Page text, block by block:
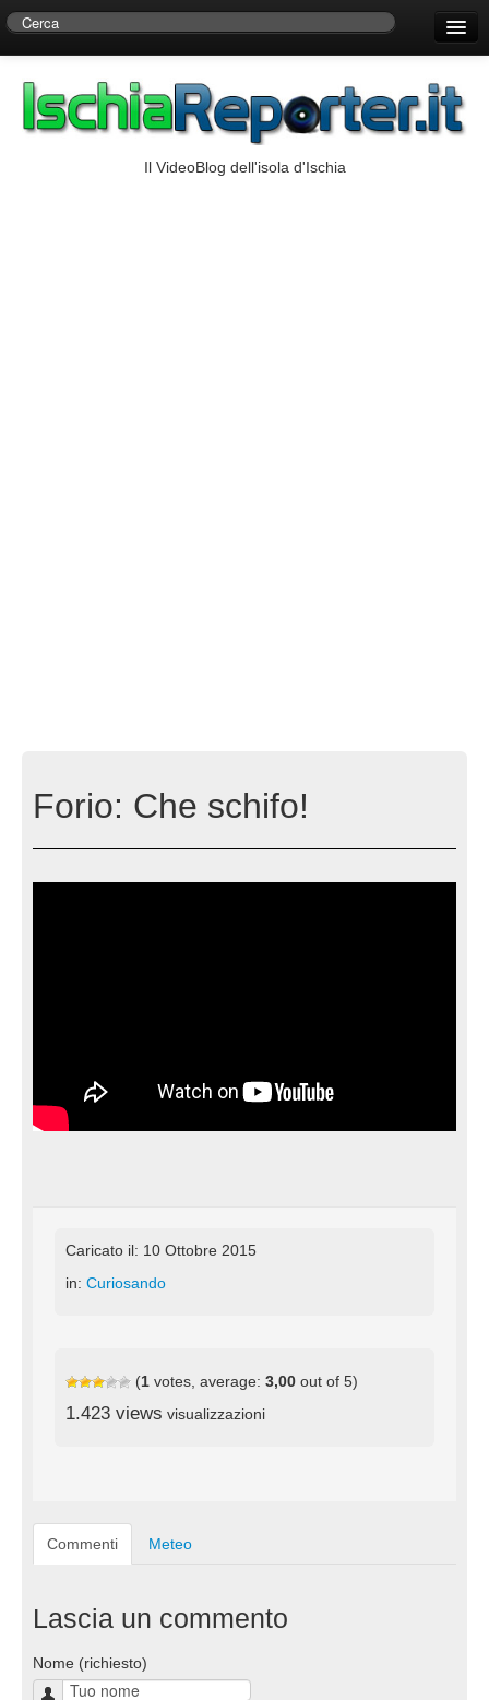
Centro di Ricerche Storiche D’Ambra
Il VideoBlog dell'isola d'Ischia
Forio: Che schifo!
Caricato il: 10 Ottobre 2015
in: Curiosando
(1 votes, average: 3,00 out of 5)
1.423 views visualizzazioni
Commenti Meteo
Lascia un commento
Nome (richiesto)